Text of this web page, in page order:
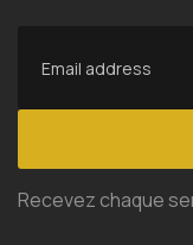
Recevez chaque